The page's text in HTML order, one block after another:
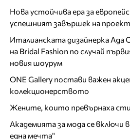
Нова устойчива ера за
успешният завършек на
Италианската дизайнерка Ада
на Bridal Fashion по случай
новия шоурум
ONE Gallery постави важен
колекционерството
Жените, които превърнаха
Академията за мода се включи
една мечта"